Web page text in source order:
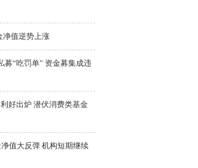
净值逆势上涨
募“吃罚单” 资金募集成违
好出炉 潜伏消费类基金
值大反弹 机构短期继续